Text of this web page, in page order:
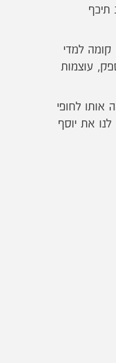
תיכף
למדי
קיננו, ללא ספק, עוצמות
לחופי
לנו את יוסף